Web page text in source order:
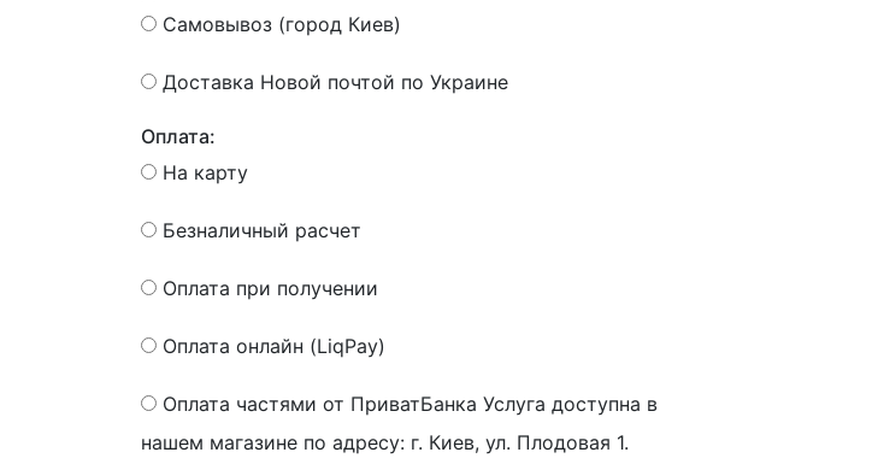
Самовывоз (город Киев)
Доставка Новой почтой по Украине
Оплата:
На карту
Безналичный расчет
Оплата при получении
Оплата онлайн (LiqPay)
Оплата частями от ПриватБанка Услуга доступна в
нашем магазине по адресу: г. Киев, ул. Плодовая 1.